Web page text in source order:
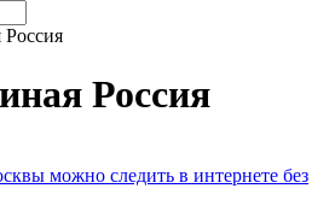
Россия
Россия